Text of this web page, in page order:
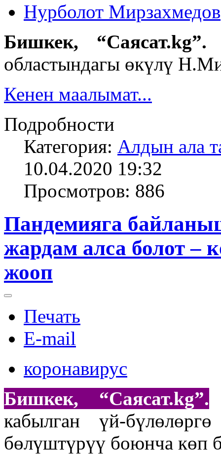
Нурболот Мирзахмедов
Бишкек, “Саясат.kg”.
областындагы өкүлү
Кенен маалымат...
Подробности
Категория: Алдын ала
10.04.2020 19:32
Просмотров: 886
Пандемияга
жардам алса болот –
жооп
Печать
E-mail
коронавирус
Бишкек, “Саясат.kg”.
кабылган үй-
бөлүштүрүү боюнча көп